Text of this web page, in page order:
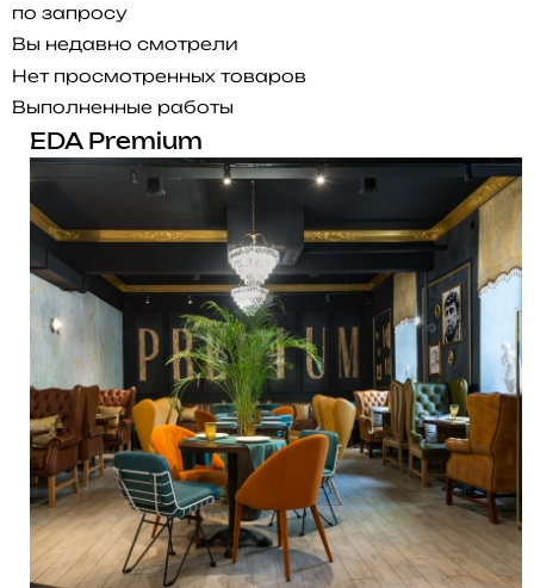
по запросу
Вы недавно смотрели
Нет просмотренных товаров
Выполненные работы
EDA Premium